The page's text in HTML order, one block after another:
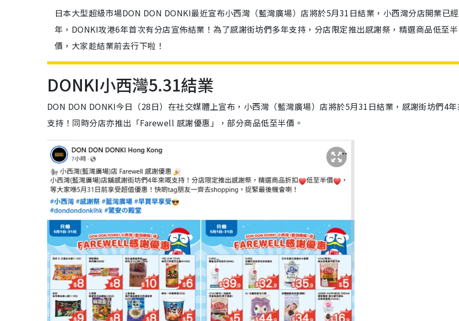
日本大型超級市場DON DON DONKI最近宣布小西灣（藍灣廣場）店將於5月31日結業，小西灣分店開業已
年，DONKI攻港6年首次有分店宣佈結業！為了感謝街坊們多年支持，分店限定推出感謝祭，精選商品低至半
價，大家趁結業前去行下啦！
DONKI小西灣5.31結業
DON DON DONKI今日（28日）在社交媒體上宣布，小西灣（藍灣廣場）店將於5月31日結業，感謝街坊們4
支持！同時分店亦推出「Farewell 感謝優惠」，部分商品低至半價。